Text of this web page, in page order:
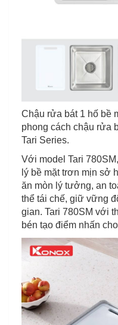
Chậu rửa bát 1 hố bề
phong cách chậu rửa
Tari Series.
Với model Tari
lý bề mặt trơn mịn sở
ăn mòn lý tưởng, an
thể tái chế, giữ vững
gian. Tari 780SM với
bén tạo điểm nhấn